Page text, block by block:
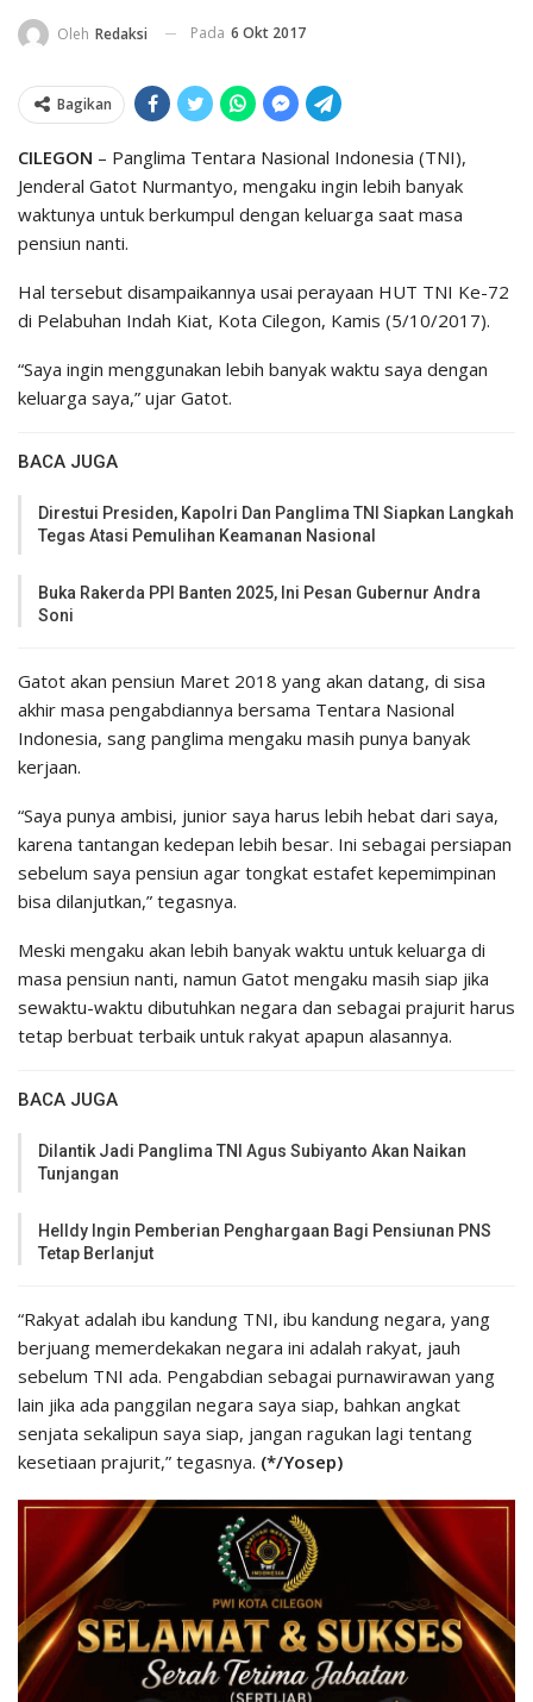
Oleh Redaksi Pada 6 Okt 2017
Bagikan
CILEGON – Panglima Tentara Nasional Indonesia (TNI),
Jenderal Gatot Nurmantyo, mengaku ingin lebih banyak
waktunya untuk berkumpul dengan keluarga saat masa
pensiun nanti.
Hal tersebut disampaikannya usai perayaan HUT TNI Ke-72
di Pelabuhan Indah Kiat, Kota Cilegon, Kamis (5/10/2017).
“Saya ingin menggunakan lebih banyak waktu saya dengan
keluarga saya,” ujar Gatot.
BACA JUGA
Direstui Presiden, Kapolri Dan Panglima TNI Siapkan Langkah
Tegas Atasi Pemulihan Keamanan Nasional
Buka Rakerda PPI Banten 2025, Ini Pesan Gubernur Andra
Soni
Gatot akan pensiun Maret 2018 yang akan datang, di sisa
akhir masa pengabdiannya bersama Tentara Nasional
Indonesia, sang panglima mengaku masih punya banyak
kerjaan.
“Saya punya ambisi, junior saya harus lebih hebat dari saya,
karena tantangan kedepan lebih besar. Ini sebagai persiapan
sebelum saya pensiun agar tongkat estafet kepemimpinan
bisa dilanjutkan,” tegasnya.
Meski mengaku akan lebih banyak waktu untuk keluarga di
masa pensiun nanti, namun Gatot mengaku masih siap jika
sewaktu-waktu dibutuhkan negara dan sebagai prajurit harus
tetap berbuat terbaik untuk rakyat apapun alasannya.
BACA JUGA
Dilantik Jadi Panglima TNI Agus Subiyanto Akan Naikan
Tunjangan
Helldy Ingin Pemberian Penghargaan Bagi Pensiunan PNS
Tetap Berlanjut
“Rakyat adalah ibu kandung TNI, ibu kandung negara, yang
berjuang memerdekakan negara ini adalah rakyat, jauh
sebelum TNI ada. Pengabdian sebagai purnawirawan yang
lain jika ada panggilan negara saya siap, bahkan angkat
senjata sekalipun saya siap, jangan ragukan lagi tentang
kesetiaan prajurit,” tegasnya. (*/Yosep)